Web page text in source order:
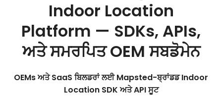
Indoor Location
Platform — SDKs, APIs,
ਅਤੇ ਸਮਰਪਿਤ OEM ਸਬਡੋਮੇਨ
OEMs ਅਤੇ SaaS ਬਿਲਡਰਾਂ ਲਈ Mapsted-ਬ੍ਰਾਂਡਡ Indoor
Location SDK ਅਤੇ API ਸੂਟ